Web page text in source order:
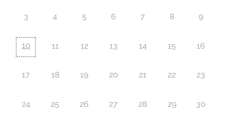
3 4 5 6 7 8 9
10 11 12 13 14 15 16
17 18 19 20 21 22 23
24 25 26 27 28 29 30